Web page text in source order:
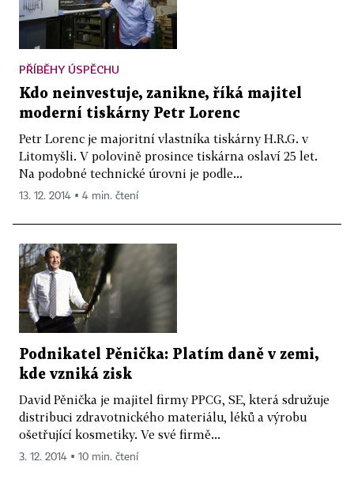
PŘÍBĚHY ÚSPĚCHU
Kdo neinvestuje, zanikne, říká majitel
moderní tiskárny Petr Lorenc
Petr Lorenc je majoritní vlastníka tiskárny H.R.G. v
Litomyšli. V polovině prosince tiskárna oslaví 25 let.
Na podobné technické úrovni je podle...
13. 12. 2014 ▪ 4 min. čtení
Podnikatel Pěnička: Platím daně v zemi,
kde vzniká zisk
David Pěnička je majitel firmy PPCG, SE, která sdružuje
distribuci zdravotnického materiálu, léků a výrobu
ošetřující kosmetiky. Ve své firmě...
3. 12. 2014 ▪ 10 min. čtení